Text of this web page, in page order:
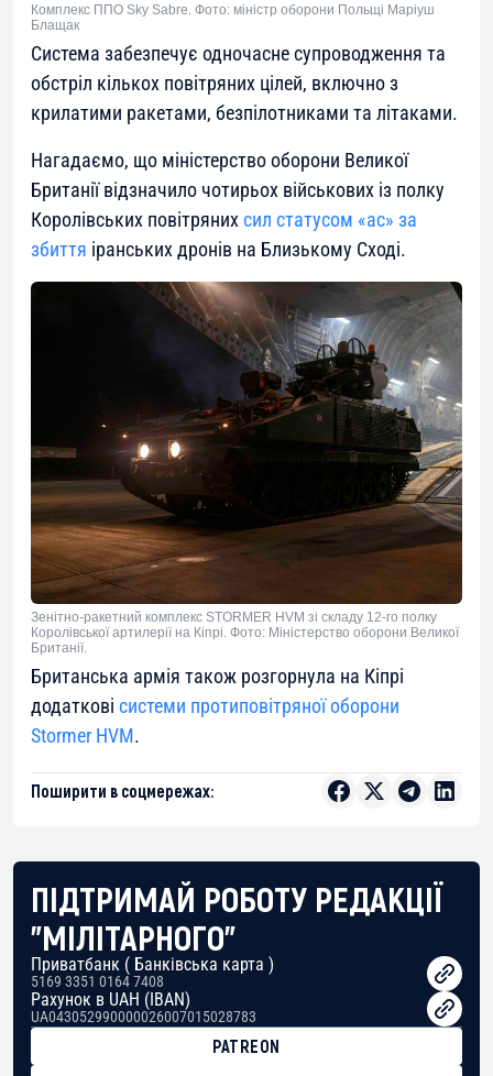
Комплекс ППО Sky Sabre. Фото: міністр оборони Польщі Маріуш
Блащак
Система забезпечує одночасне супроводження та
обстріл кількох повітряних цілей, включно з
крилатими ракетами, безпілотниками та літаками.
Нагадаємо, що міністерство оборони Великої
Британії відзначило чотирьох військових із полку
Королівських повітрянихсил статусом «ас» за
збиття іранських дронів на Близькому Сході.
Зенітно-ракетний комплекс STORMER HVM зі складу 12-го полку
Королівської артилерії на Кіпрі. Фото: Міністерство оборони Великої
Британії.
Британська армія також розгорнула на Кіпрі
додаткові системи протиповітряної оборони
Stormer HVM.
Поширити в соцмережах:
ПІДТРИМАЙ РОБОТУ РЕДАКЦІЇ
"МІЛІТАРНОГО"
Приватбанк ( Банківська карта )
5169 3351 0164 7408
Рахунок в UAH (IBAN)
UA043052990000026007015028783
PATREON